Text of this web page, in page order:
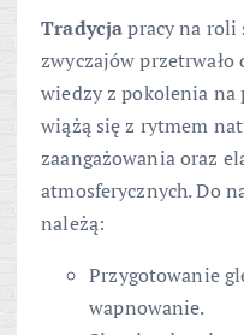
Tradycjapracy na roli
zwyczajów
wiedzy z pokolenia na
wiążą się z rytmem
zaangażowania oraz
atmosferycznych. Do
należą:
Przygotowanie
wapnowanie.